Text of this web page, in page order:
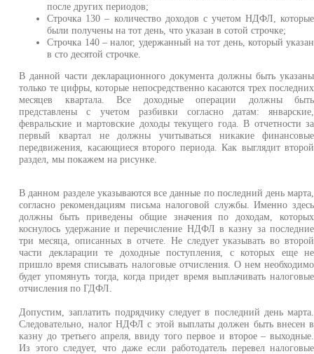
после других периодов;
Строчка 130 – количество доходов с учетом НДФЛ, которые
были получены на тот день, что указан в сотой строчке;
Строчка 140 – налог, удержанный на тот день, который указан
в сто десятой строчке.
В данной части декларационного документа должны быть указаны
только те цифры, которые непосредственно касаются трех последних
месяцев квартала. Все доходные операции должны быть
представлены с учетом разбивки согласно датам: январские,
февральские и мартовские доходы текущего года. В отчетности за
первый квартал не должны учитываться никакие финансовые
передвижения, касающиеся второго периода. Как выглядит второй
раздел, мы покажем на рисунке.
В данном разделе указываются все данные по последний день марта,
согласно рекомендациям письма налоговой службы. Именно здесь
должны быть приведены общие значения по доходам, которых
коснулось удержание и перечисление НДФЛ в казну за последние
три месяца, описанных в отчете. Не следует указывать во второй
части декларации те доходные поступления, с которых еще не
пришло время списывать налоговые отчисления. О нем необходимо
будет упомянуть тогда, когда придет время выплачивать налоговые
отчисления по ГДФЛ.
Допустим, заплатить подрядчику следует в последний день марта.
Следовательно, налог НДФЛ с этой выплаты должен быть внесен в
казну до третьего апреля, ввиду того первое и второе – выходные.
Из этого следует, что даже если работодатель перевел налоговые